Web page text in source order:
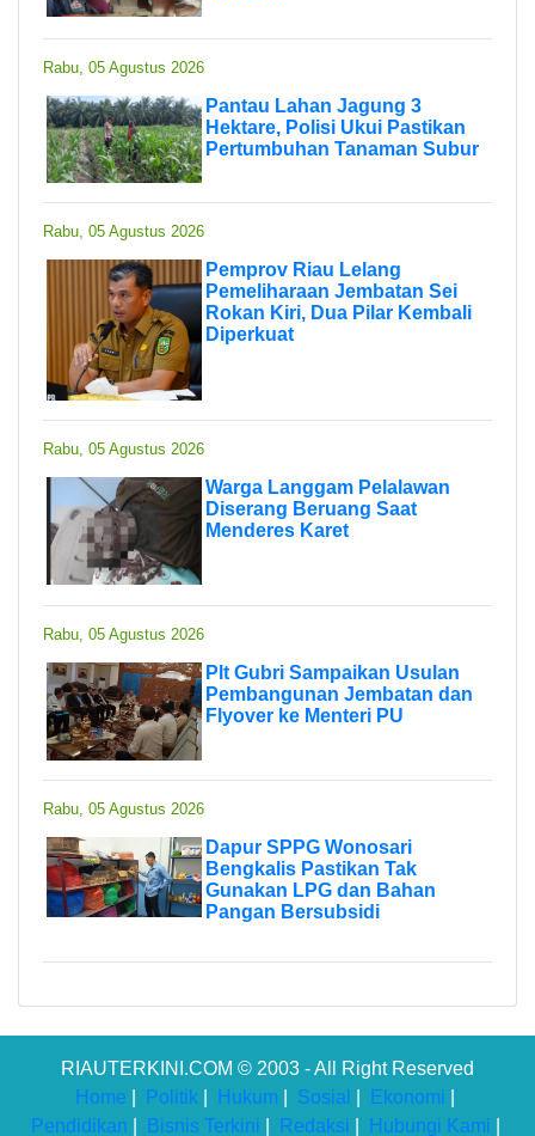
Rabu, 05 Agustus 2026
Pantau Lahan Jagung 3
Hektare, Polisi Ukui Pastikan
Pertumbuhan Tanaman Subur
Rabu, 05 Agustus 2026
Pemprov Riau Lelang
Pemeliharaan Jembatan Sei
Rokan Kiri, Dua Pilar Kembali
Diperkuat
Rabu, 05 Agustus 2026
Warga Langgam Pelalawan
Diserang Beruang Saat
Menderes Karet
Rabu, 05 Agustus 2026
Plt Gubri Sampaikan Usulan
Pembangunan Jembatan dan
Flyover ke Menteri PU
Rabu, 05 Agustus 2026
Dapur SPPG Wonosari
Bengkalis Pastikan Tak
Gunakan LPG dan Bahan
Pangan Bersubsidi
RIAUTERKINI.COM © 2003 - All Right Reserved
Home
Politik Hukum Sosial Ekonomi
Pendidikan
Bisnis Terkini Redaksi Hubungi Kami